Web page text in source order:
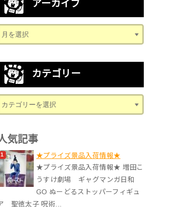
アーカイブ
カテゴリー
気記事
★プライズ景品入荷情報★
★プライズ景品入荷情報★ 増田こ
うすけ劇場 ギャグマンガ日和
GO ぬーどるストッパーフィギュ
聖徳太子 呪術...